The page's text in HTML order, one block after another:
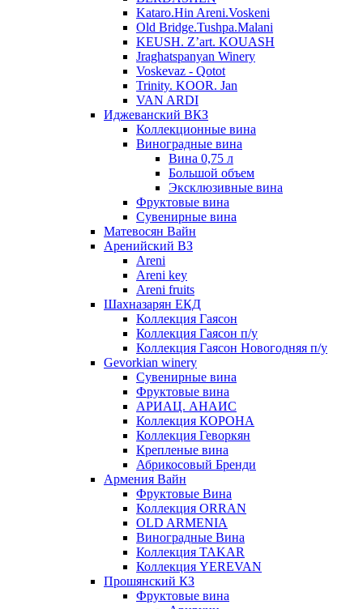
Kataro.Hin Areni.Voskeni
Old Bridge.Tushpa.Malani
KEUSH. Z’art. KOUASH
Jraghatspanyan Winery
Voskevaz - Qotot
Trinity. KOOR. Jan
VAN ARDI
Иджеванский ВКЗ
Коллекционные вина
Виноградные вина
Вина 0,75 л
Большой объем
Эксклюзивные вина
Фруктовые вина
Cувенирные вина
Матевосян Вайн
Аренийский ВЗ
Areni
Areni key
Areni fruits
Шахназарян ЕКД
Коллекция Гаясон
Коллекция Гаясон п/у
Коллекция Гаясон Новогодняя п/у
Gevorkian winery
Сувенирные вина
Фруктовые вина
АРИАЦ. АНАИС
Коллекция КОРОНА
Коллекция Геворкян
Крепленые вина
Абрикосовый Бренди
Армения Вайн
Фруктовые Вина
Коллекция ORRAN
OLD ARMENIA
Виноградные Вина
Коллекция TAKAR
Коллекция YEREVAN
Прошянский КЗ
Фруктовые вина